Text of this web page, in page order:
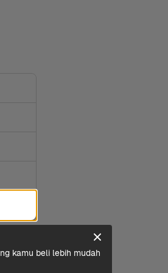
kamu beli lebih mudah